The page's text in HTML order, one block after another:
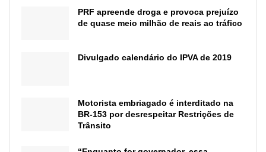
PRF apreende droga e provoca prejuízo
de quase meio milhão de reais ao tráfico
Divulgado calendário do IPVA de 2019
Motorista embriagado é interditado na
BR-153 por desrespeitar Restrições de
Trânsito